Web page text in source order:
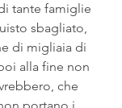
tante famiglie
sbagliato,
di migliaia di
alla fine non
che